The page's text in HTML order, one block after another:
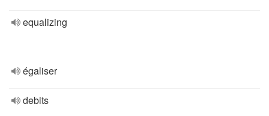
equalizing
égaliser
debits